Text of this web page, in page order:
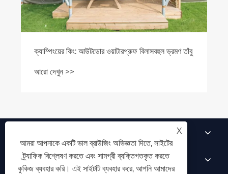
পণ্য
X
আমরা আপনাকে একটি ভাল ব্রাউজিং অভিজ্ঞতা দিতে, সাইটের
ট্র্যাফিক বিশ্লেষণ করতে এবং সামগ্রী ব্যক্তিগতকৃত করতে
কুকিজ ব্যবহার করি। এই সাইটটি ব্যবহার করে, আপনি আমাদের